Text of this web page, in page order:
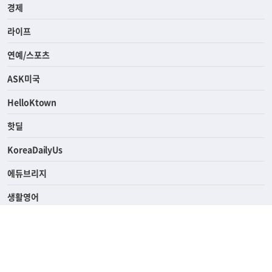
사회
경제
라이프
연예/스포츠
ASK미국
HelloKtown
핫딜
KoreaDailyUs
에듀브리지